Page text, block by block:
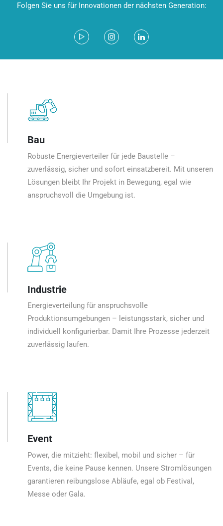
Folgen Sie uns für Innovationen der nächsten Generation:
Bau
Robuste Energieverteiler für jede Baustelle –
zuverlässig, sicher und sofort einsatzbereit. Mit unseren
Lösungen bleibt Ihr Projekt in Bewegung, egal wie
anspruchsvoll die Umgebung ist.
Industrie
Energieverteilung für anspruchsvolle
Produktionsumgebungen – leistungsstark, sicher und
individuell konfigurierbar. Damit Ihre Prozesse jederzeit
zuverlässig laufen.
Event
Power, die mitzieht: flexibel, mobil und sicher – für
Events, die keine Pause kennen. Unsere Stromlösungen
garantieren reibungslose Abläufe, egal ob Festival,
Messe oder Gala.